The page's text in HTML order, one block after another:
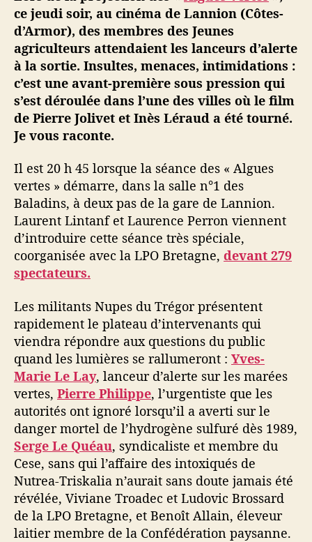
u
e
u
r
s
s
n
p
r
e
n
n
e
a
x
l
a
n
c
e
u
s
d
’
a
l
e
ce jeudi soir, au cinéma de Lannion (Côtes-
d’Armor), des membres des Jeunes
agriculteurs attendaient les lanceurs d’alerte
à la sortie. Insultes, menaces, intimidations :
c’est une avant-première sous pression qui
s’est déroulée dans l’une des villes où le film
de Pierre Jolivet et Inès Léraud a été tourné.
Je vous raconte.
Il est 20 h 45 lorsque la séance des « Algues
vertes » démarre, dans la salle n°1 des
Baladins, à deux pas de la gare de Lannion.
Laurent Lintanf et Laurence Perron viennent
d’introduire cette séance très spéciale,
coorganisée avec la LPO Bretagne, devant 279
spectateurs.
Les militants Nupes du Trégor présentent
rapidement le plateau d’intervenants qui
viendra répondre aux questions du public
quand les lumières se rallumeront : Yves-
Marie Le Lay, lanceur d’alerte sur les marées
vertes, Pierre Philippe, l’urgentiste que les
autorités ont ignoré lorsqu’il a averti sur le
danger mortel de l’hydrogène sulfuré dès 1989,
Serge Le Quéau, syndicaliste et membre du
Cese, sans qui l’affaire des intoxiqués de
Nutrea-Triskalia n’aurait sans doute jamais été
révélée, Viviane Troadec et Ludovic Brossard
de la LPO Bretagne, et Benoît Allain, éleveur
laitier membre de la Confédération paysanne.